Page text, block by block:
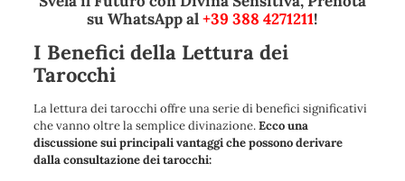
su WhatsApp al+39 388 4271211!
I Benefici della Lettura dei
Tarocchi
La lettura dei tarocchi offre una serie di benefici significativi
che vanno oltre la semplice divinazione.Ecco una
discussione sui principali vantaggi che possono derivare
dalla consultazione dei tarocchi: